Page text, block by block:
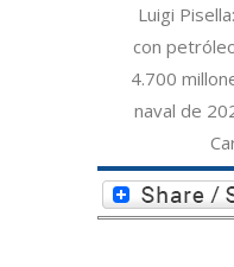
Luigi
con
4.700
naval de